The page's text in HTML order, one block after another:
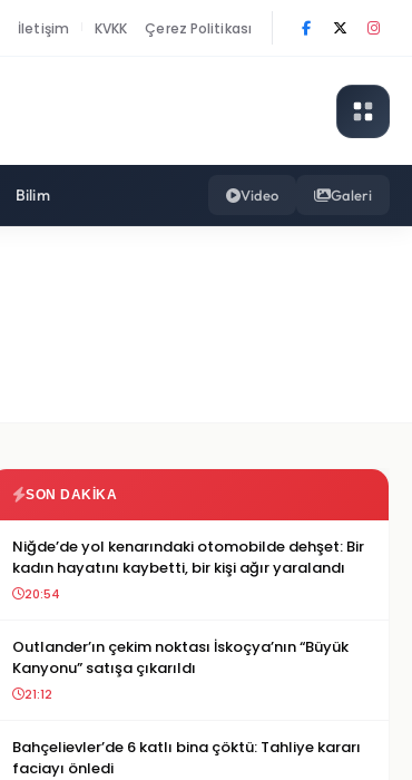
İletişim KVKK Çerez Politikası
Bilim Video Galeri
SON DAKIKA
Niğde’de yol kenarındaki otomobilde dehşet: Bir
kadın hayatını kaybetti, bir kişi ağır yaralandı
20:54
Outlander’ın çekim noktası İskoçya’nın “Büyük
Kanyonu” satışa çıkarıldı
21:12
Bahçelievler’de 6 katlı bina çöktü: Tahliye kararı
faciayı önledi